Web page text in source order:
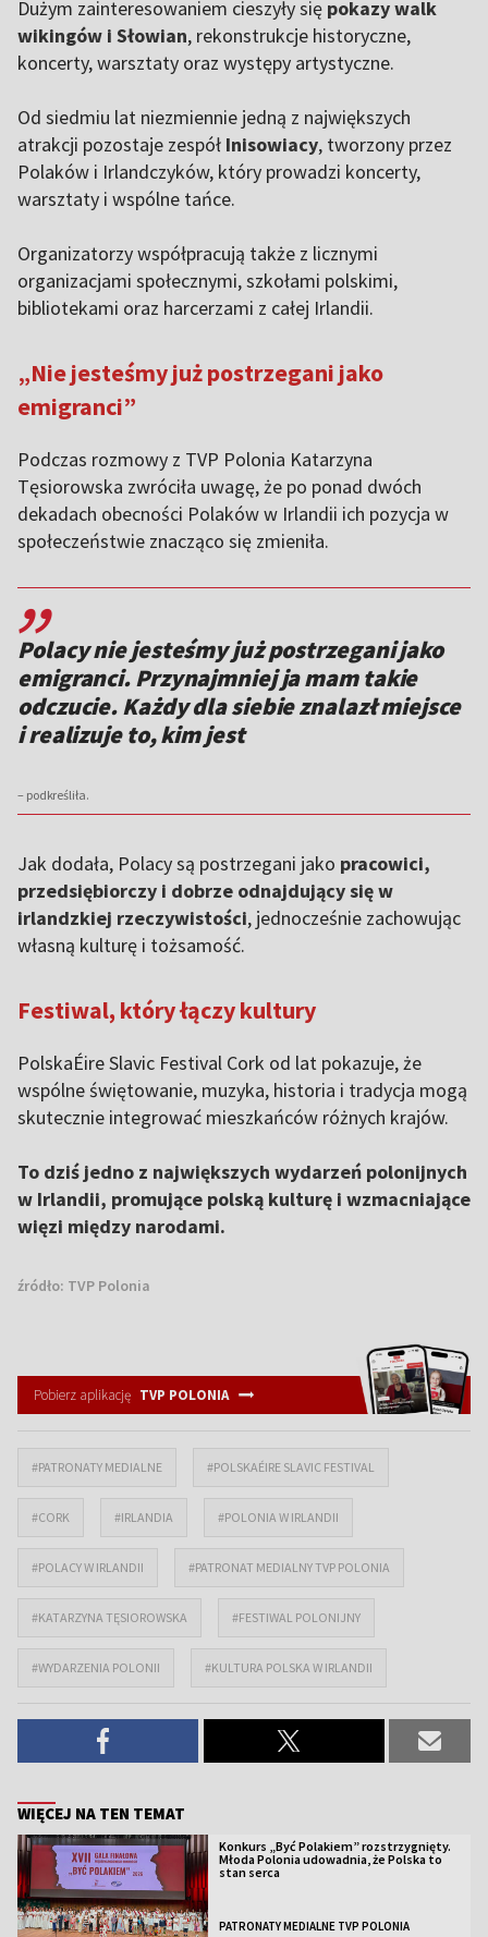
Dużym zainteresowaniem cieszyły się pokazy walk
wikingów i Słowian, rekonstrukcje historyczne,
koncerty, warsztaty oraz występy artystyczne.
Od siedmiu lat niezmiennie jedną z największych
atrakcji pozostaje zespół Inisowiacy, tworzony przez
Polaków i Irlandczyków, który prowadzi koncerty,
warsztaty i wspólne tańce.
Organizatorzy współpracują także z licznymi
organizacjami społecznymi, szkołami polskimi,
bibliotekami oraz harcerzami z całej Irlandii.
„Nie jesteśmy już postrzegani jako
emigranci”
Podczas rozmowy z TVP Polonia Katarzyna
Tęsiorowska zwróciła uwagę, że po ponad dwóch
dekadach obecności Polaków w Irlandii ich pozycja w
społeczeństwie znacząco się zmieniła.
,,
Polacy nie jesteśmy już postrzegani jako
emigranci. Przynajmniej ja mam takie
odczucie. Każdy dla siebie znalazł miejsce
i realizuje to, kim jest
– podkreśliła.
Jak dodała, Polacy są postrzegani jako pracowici,
przedsiębiorczy i dobrze odnajdujący się w
irlandzkiej rzeczywistości, jednocześnie zachowując
własną kulturę i tożsamość.
Festiwal, który łączy kultury
PolskaÉire Slavic Festival Cork od lat pokazuje, że
wspólne świętowanie, muzyka, historia i tradycja mogą
skutecznie integrować mieszkańców różnych krajów.
To dziś jedno z największych wydarzeń polonijnych
w Irlandii, promujące polską kulturę i wzmacniające
więzi między narodami.
źródło: TVP Polonia
Pobierz aplikację TVP POLONIA
#PATRONATY MEDIALNE #POLSKAÉIRE SLAVIC FESTIVAL
#CORK #IRLANDIA #POLONIA W IRLANDII
#POLACY W IRLANDII #PATRONAT MEDIALNY TVP POLONIA
#KATARZYNA TĘSIOROWSKA #FESTIWAL POLONIJNY
#WYDARZENIA POLONII #KULTURA POLSKA W IRLANDII
WIĘCEJ NA TEN TEMAT
Konkurs „Być Polakiem” rozstrzygnięty.
Młoda Polonia udowadnia, że Polska to
stan serca
PATRONATY MEDIALNE TVP POLONIA